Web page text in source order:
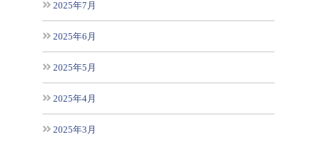
2025年7月
2025年6月
2025年5月
2025年4月
2025年3月